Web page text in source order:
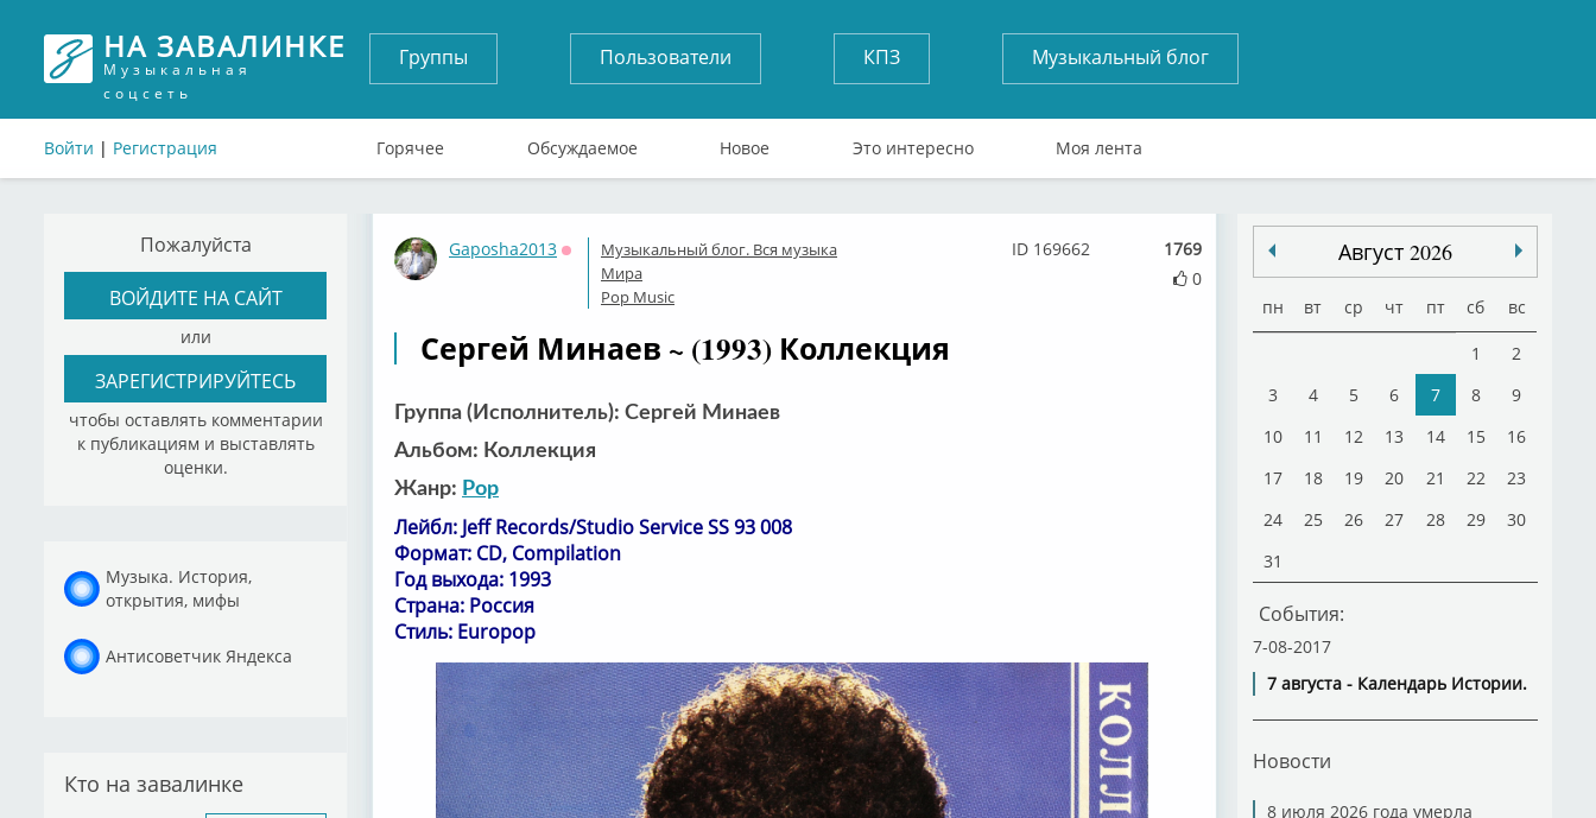
НА ЗАВАЛИНКЕ
Музыкальная
соцсеть
Войти | Регистрация
Группы Пользователи КПЗ Музыкальный блог
Горячее Обсуждаемое Новое Это интересно Моя лента
Пожалуйста
ВОЙДИТЕ НА САЙТ
или
ЗАРЕГИСТРИРУЙТЕСЬ
чтобы оставлять комментарии
к публикациям и выставлять
оценки.
Музыка. История,
открытия, мифы
Антисоветчик Яндекса
Кто на завалинке
Gaposha2013
Оффлайн
Музыкальный блог. Вся музыка
Мира
Pop Music
1769
0
ID 169662
Сергей Минаев ~ (1993) Коллекция
Группа (Исполнитель): Сергей Минаев
Альбом: Коллекция
Жанр: Рор
Лейбл: Jeff Records/Studio Service SS 93 008
Формат: CD, Compilation
Год выхода: 1993
Страна: Россия
Стиль: Europop
Август 2026
пн вт ср чт пт сб вс
1
2
3
4 5 6 7 8
9
10
11 12 13 14 15
16
17
18 19 20 21 22
23
24
25 26 27 28 29
30
31
События:
7-08-2017
7 августа - Календарь Истории.
Новости
8 июля 2026 года умерла